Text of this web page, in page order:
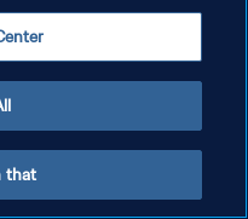
that